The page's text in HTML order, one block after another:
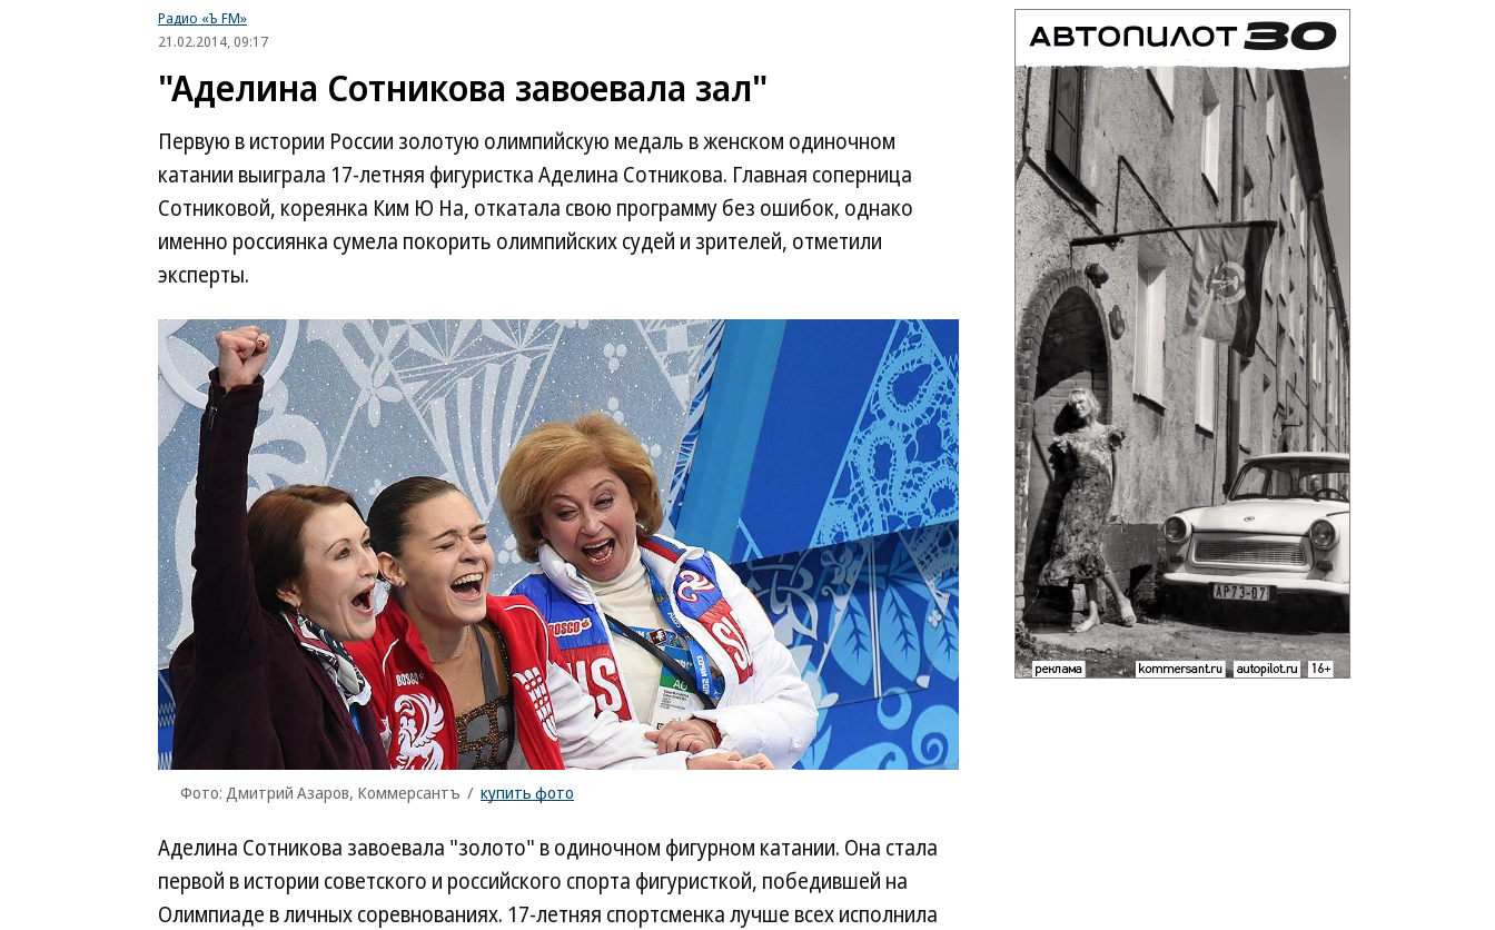
Радио «Ъ FM»
21.02.2014, 09:17
"Аделина Сотникова завоевала зал"
Первую в истории России золотую олимпийскую медаль в женском одиночном
катании выиграла 17-летняя фигуристка Аделина Сотникова. Главная соперница
Сотниковой, кореянка Ким Ю На, откатала свою программу без ошибок, однако
именно россиянка сумела покорить олимпийских судей и зрителей, отметили
эксперты.
Фото: Дмитрий Азаров, Коммерсантъ / купить фото
Аделина Сотникова завоевала "золото" в одиночном фигурном катании. Она стала
первой в истории советского и российского спорта фигуристкой, победившей на
Олимпиаде в личных соревнованиях. 17-летняя спортсменка лучше всех исполнила